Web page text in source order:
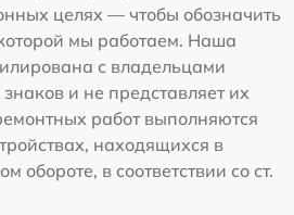
целях — чтобы обозначить
мы работаем. Наша
с владельцами
и не представляет их
работ выполняются
находящихся в
обороте, в соответствии со ст.